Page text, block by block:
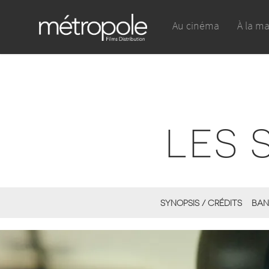
Au cinéma À la
LES
SYNOPSIS / CRÉDITS